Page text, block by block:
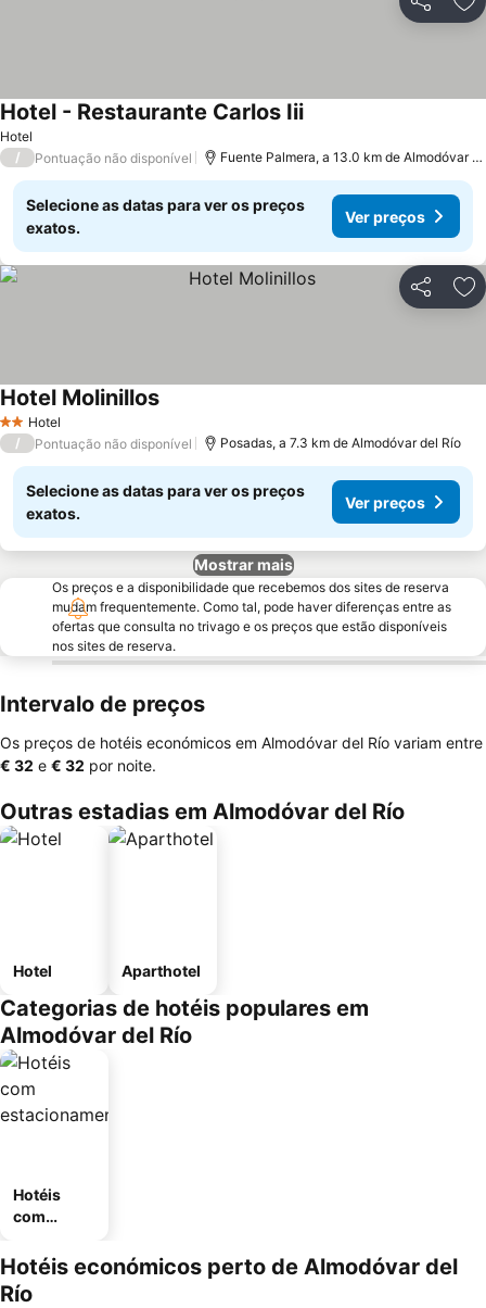
Partilhar
Hotel
Hotel - Restaurante Carlos IiiVer preços
/ Pontuação não disponível Fuente Palmera, a 13.0 km de Almodóvar
Selecione as datas para ver os preços
exatos.
Ver preços
Partilhar
2 Estrelas
Hotel
Hotel MolinillosVer preços
/ Pontuação não disponível Posadas, a 7.3 km de Almodóvar del Río
Selecione as datas para ver os preços
exatos.
Ver preços
Mostrar mais
Os preços e a disponibilidade que recebemos dos sites de reserva
mudam frequentemente. Como tal, pode haver diferenças entre as
ofertas que consulta no trivago e os preços que estão disponíveis
nos sites de reserva.
Intervalo de preços
Os preços de hotéis económicos em Almodóvar del Río variam entre
‎€ 32 e ‎€ 32 por noite.
Outras estadias em Almodóvar del Río
Hotel Aparthotel
Categorias de hotéis populares em
Almodóvar del Río
Hotéis
com
mento
Hotéis económicos perto de Almodóvar del
Río